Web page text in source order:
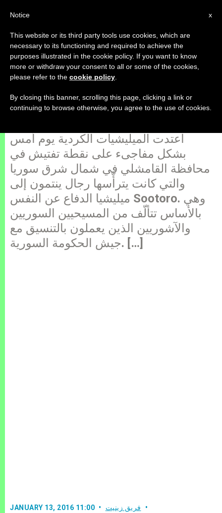
الميليشيات الكردية تعتدي على نقطة
تفتيش لميليشيا الدفاع عن النفس في
سوريا
اعتدت الميليشيات الكردية يوم أمس
بشكل مفاجىء على نقطة تفتيش في
محافظة القامشلي في شمال شرق سوريا
والتي كانت يترأّسها رجال ينتمون إلى
ميليشيا الدفاع عن النفس Sootoro. وهي
بالأساس تتألّف من المسيحيين السوريين
والآشوريين الذين يعملون بالتنسيق مع
جيش الحكومة السورية. […]
JANUARY 13, 2016 11:00
فريق زينيت
x
Notice
This website or its third party tools use cookies, which are
necessary to its functioning and required to achieve the
purposes illustrated in the cookie policy. If you want to know
more or withdraw your consent to all or some of the cookies,
please refer to the cookie policy
By closing this banner, scrolling this page, clicking a link or
continuing to browse otherwise, you agree to the use of cookies.